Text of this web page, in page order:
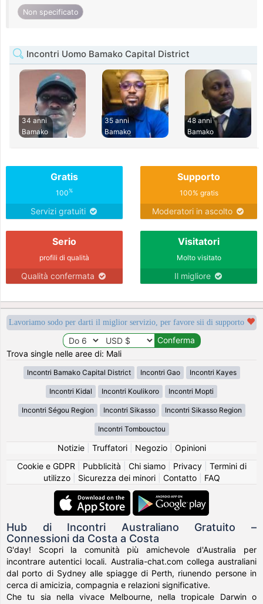
Non specificato
Incontri Uomo Bamako Capital District
34 anni
Bamako
35 anni
Bamako
48 anni
Bamako
Gratis
100%
Servizi gratuiti
Supporto
100% gratis
Moderatori in ascolto
Serio
profili di qualità
Qualità confermata
Visitatori
Molto visitato
Il migliore
Lavoriamo sodo per darti il miglior servizio, per favore sii di supporto
Trova single nelle aree di: Mali
Incontri Bamako Capital District Incontri Gao Incontri Kayes
Incontri Kidal Incontri Koulikoro Incontri Mopti
Incontri Ségou Region Incontri Sikasso Incontri Sikasso Region
Incontri Tombouctou
Notizie| Truffatori| Negozio| Opinioni
Cookie e GDPR
Pubblicità Chi siamo| Privacy| Termini di
utilizzo| Sicurezza dei minori| Contatto| FAQ
Hub di Incontri Australiano Gratuito –
Connessioni da Costa a Costa
G'day! Scopri la comunità più amichevole d'Australia per
incontrare autentici locali. Australia-chat.com collega australiani
dal porto di Sydney alle spiagge di Perth, riunendo persone in
cerca di amicizia, compagnia e relazioni significative.
Che tu sia nella vivace Melbourne, nella tropicale Darwin o